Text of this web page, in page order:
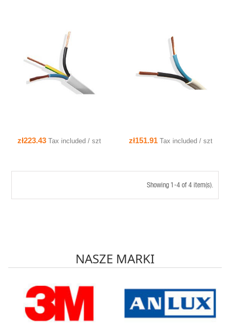
QUICK VIEW
zł223.43 Tax included / szt
QUICK VIEW
zł151.91 Tax included / szt
Showing 1-4 of 4 item(s).
NASZE MARKI